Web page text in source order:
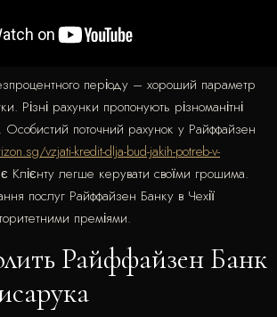
періоду – хороший параметр
Різні рахунки пропонують різноманітні
Особистий поточний рахунок у Райффайзен
vzjati-kredit-dlja-bud-jakih-potreb-v-
Клієнту легше керувати своїми грошима.
послуг Райффайзен Банку в Чехії
преміями.
Райффайзен Банк